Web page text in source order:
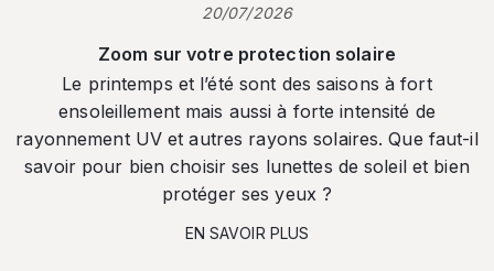
20/07/2026
Zoom sur votre protection solaire
Le printemps et l’été sont des saisons à fort
ensoleillement mais aussi à forte intensité de
rayonnement UV et autres rayons solaires. Que faut-il
savoir pour bien choisir ses lunettes de soleil et bien
protéger ses yeux ?
EN SAVOIR PLUS